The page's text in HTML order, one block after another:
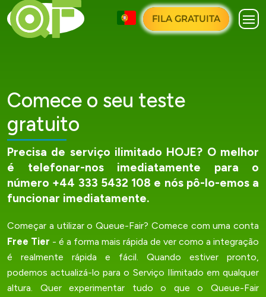
FILA GRATUITA
Comece o seu teste
gratuito
Precisa de serviço ilimitado HOJE? O melhor
é telefonar-nos imediatamente para o
número +44 333 5432 108 e nós pô-lo-emos a
funcionar imediatamente.
Começar a utilizar o Queue-Fair? Comece com uma conta
Free Tier - é a forma mais rápida de ver como a integração
é realmente rápida e fácil. Quando estiver pronto,
podemos actualizá-lo para o Serviço Ilimitado em qualquer
altura. Quer experimentar tudo o que o Queue-Fair